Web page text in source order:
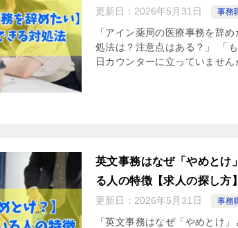
更新日： 2026年5月31日 事務
「アイン薬局の医療事務を辞
処法は？注意点はある？」 「
日カウンターに立っていませ
英文事務はなぜ「やめとけ
る人の特徴【求人の探し方】
更新日： 2026年5月31日 事務
「英文事務はなぜ「やめとけ